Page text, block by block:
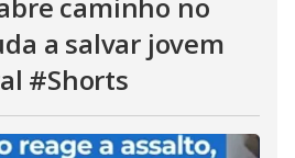
caminho no
a salvar jovem
#Shorts